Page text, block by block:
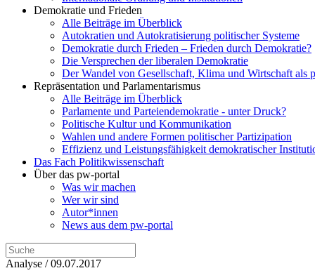
Demokratie und Frieden
Alle Beiträge im Überblick
Autokratien und Autokratisierung politischer Systeme
Demokratie durch Frieden – Frieden durch Demokratie?
Die Versprechen der liberalen Demokratie
Der Wandel von Gesellschaft, Klima und Wirtschaft als
Repräsentation und Parlamentarismus
Alle Beiträge im Überblick
Parlamente und Parteiendemokratie - unter Druck?
Politische Kultur und Kommunikation
Wahlen und andere Formen politischer Partizipation
Effizienz und Leistungsfähigkeit demokratischer
Das Fach Politikwissenschaft
Über das pw-portal
Was wir machen
Wer wir sind
Autor*innen
News aus dem pw-portal
Analyse / 09.07.2017